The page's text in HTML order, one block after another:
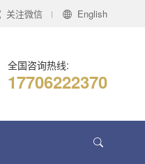
关注微信 English
全国咨询热线:
17706222370